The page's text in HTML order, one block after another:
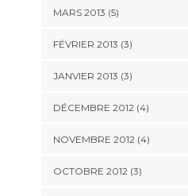
MARS 2013 (5)
FÉVRIER 2013 (3)
JANVIER 2013 (3)
DÉCEMBRE 2012(4)
NOVEMBRE 2012(4)
OCTOBRE 2012(3)